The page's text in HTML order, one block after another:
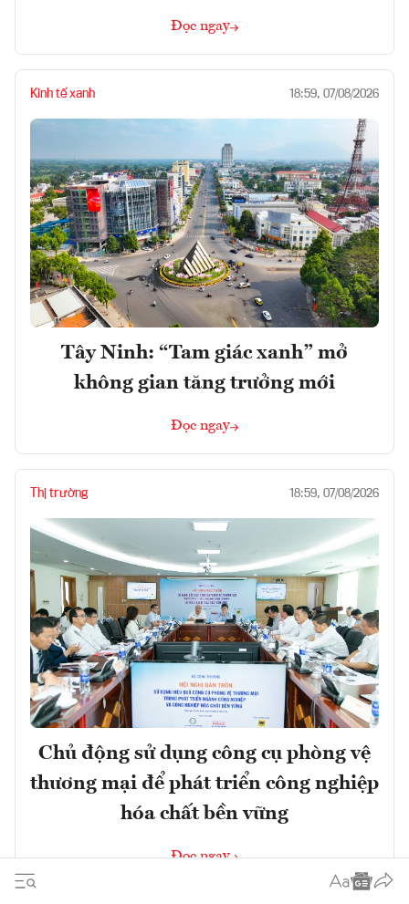
Đọc ngay
Kinh tế xanh 18:59, 07/08/2026
Tây Ninh: “Tam giác xanh” mở
không gian tăng trưởng mới
Đọc ngay
Thị trường 18:59, 07/08/2026
Chủ động sử dụng công cụ phòng vệ
thương mại để phát triển công nghiệp
hóa chất bền vững
Đọc ngay